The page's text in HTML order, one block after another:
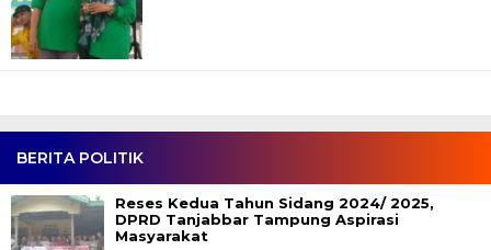
BERITA POLITIK
Reses Kedua Tahun Sidang 2024/ 2025,
DPRD Tanjabbar Tampung Aspirasi
Masyarakat